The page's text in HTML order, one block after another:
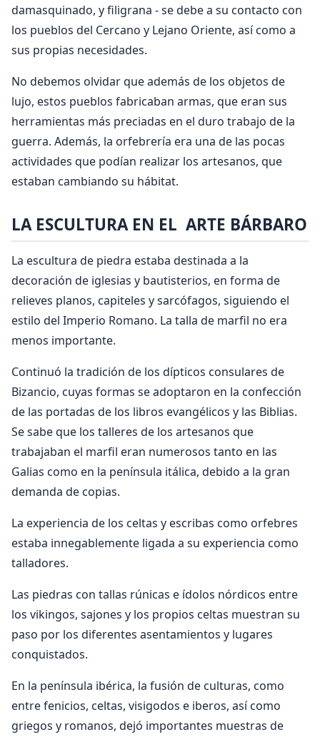
damasquinado, y filigrana - se debe a su contacto con
los pueblos del Cercano y Lejano Oriente, así como a
sus propias necesidades.
No debemos olvidar que además de los objetos de
lujo, estos pueblos fabricaban armas, que eran sus
herramientas más preciadas en el duro trabajo de la
guerra. Además, la orfebrería era una de las pocas
actividades que podían realizar los artesanos, que
estaban cambiando su hábitat.
LA ESCULTURA EN EL ARTE BÁRBARO
La escultura de piedra estaba destinada a la
decoración de iglesias y bautisterios, en forma de
relieves planos, capiteles y sarcófagos, siguiendo el
estilo del Imperio Romano. La talla de marfil no era
menos importante.
Continuó la tradición de los dípticos consulares de
Bizancio, cuyas formas se adoptaron en la confección
de las portadas de los libros evangélicos y las Biblias.
Se sabe que los talleres de los artesanos que
trabajaban el marfil eran numerosos tanto en las
Galias como en la península itálica, debido a la gran
demanda de copias.
La experiencia de los celtas y escribas como orfebres
estaba innegablemente ligada a su experiencia como
talladores.
Las piedras con tallas rúnicas e ídolos nórdicos entre
los vikingos, sajones y los propios celtas muestran su
paso por los diferentes asentamientos y lugares
conquistados.
En la península ibérica, la fusión de culturas, como
entre fenicios, celtas, visigodos e iberos, así como
griegos y romanos, dejó importantes muestras de